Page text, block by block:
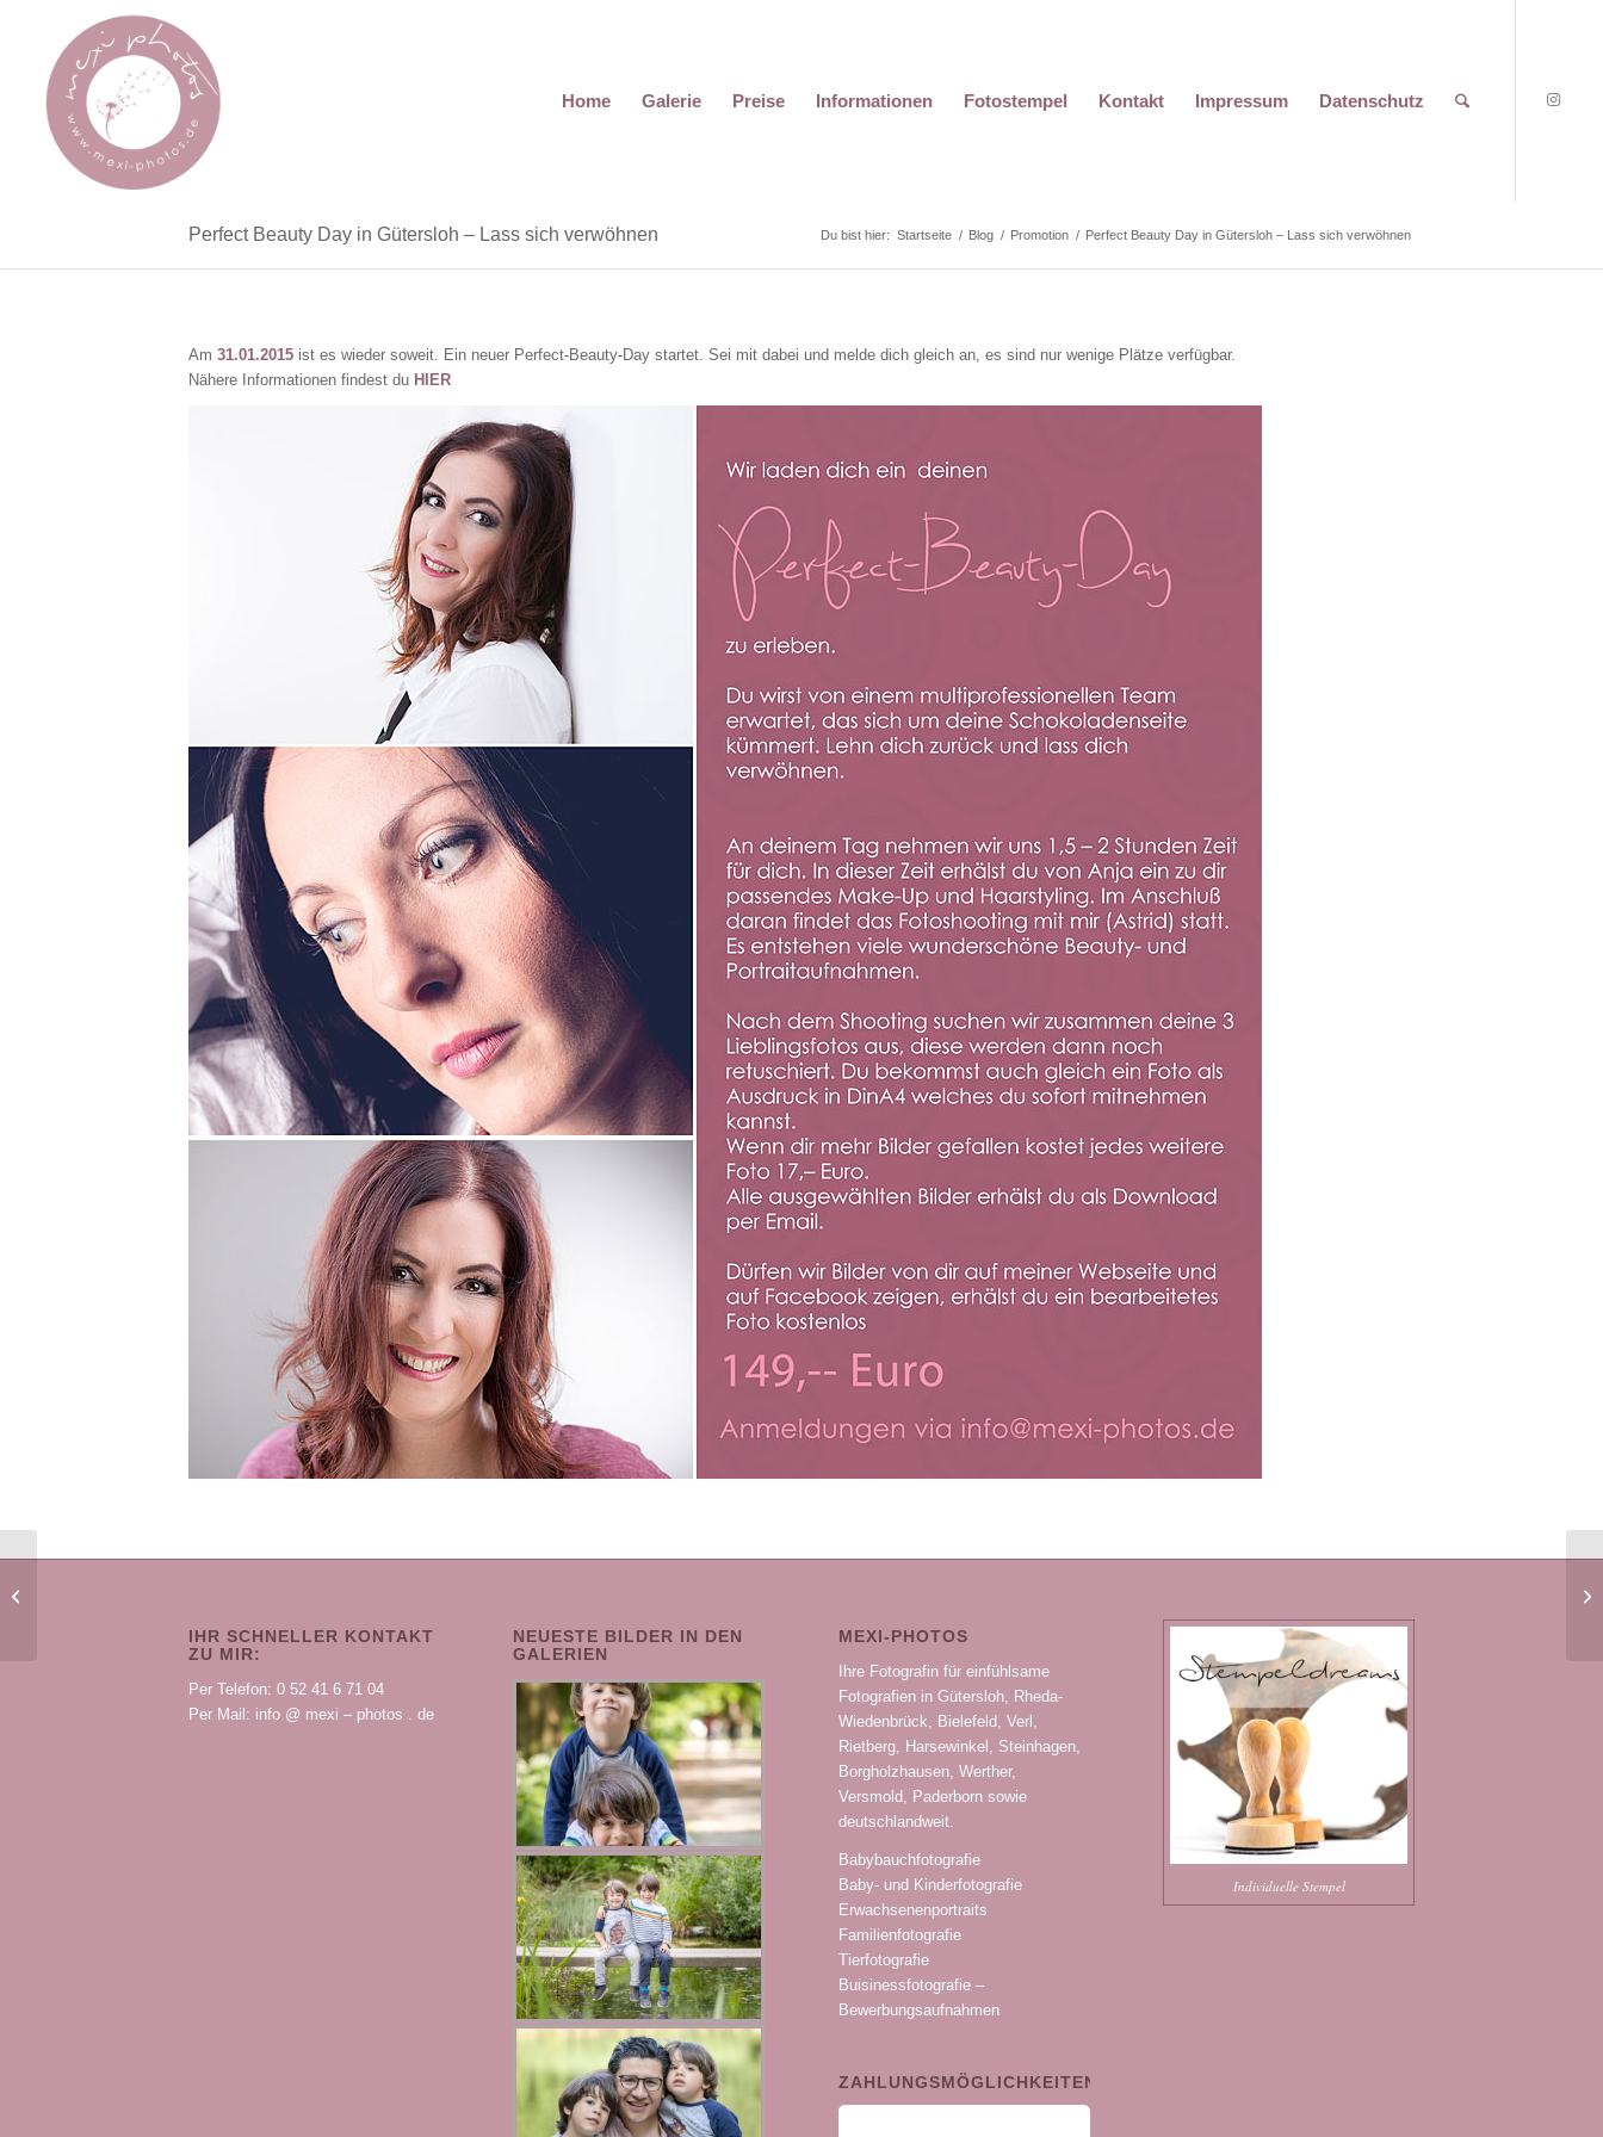
Home Galerie Preise Informationen Fotostempel Kontakt Impressum Datenschutz
Perfect Beauty Day in Gütersloh – Lass sich verwöhnen Du bist hier: Startseite / Blog / Promotion / Perfect Beauty Day in Gütersloh – Lass sich verwöhnen
Am 31.01.2015ist es wieder soweit. Ein neuer Perfect-Beauty-Day startet. Sei mit dabei und melde dich gleich an, es sind nur wenige Plätze verfügbar.
Nähere Informationen findest du HIER
IHR SCHNELLER KONTAKT
ZU MIR:
Per Telefon: 0 52 41 6 71 04
Per Mail: info @ mexi – photos . de
NEUESTE BILDER IN DEN
GALERIEN
MEXI-PHOTOS
Ihre Fotografin für einfühlsame
Fotografien in Gütersloh, Rheda-
Wiedenbrück, Bielefeld, Verl,
Rietberg, Harsewinkel, Steinhagen,
Borgholzhausen, Werther,
Versmold, Paderborn sowie
deutschlandweit.
Babybauchfotografie
Baby- und Kinderfotografie
Erwachsenenportraits
Familienfotografie
Tierfotografie
Buisinessfotografie –
Bewerbungsaufnahmen
ZAHLUNGSMÖGLICHKEITEN
Individuelle Stempel